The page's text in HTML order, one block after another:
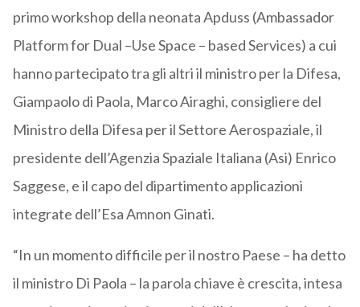
primo workshop della neonata Apduss (Ambassador
Platform for Dual –Use Space – based Services) a cui
hanno partecipato tra gli altri il ministro per la Difesa,
Giampaolo di Paola, Marco Airaghi, consigliere del
Ministro della Difesa per il Settore Aerospaziale, il
presidente dell’Agenzia Spaziale Italiana (Asi) Enrico
Saggese, e il capo del dipartimento applicazioni
integrate dell’Esa Amnon Ginati.
“In un momento difficile per il nostro Paese – ha detto
il ministro Di Paola – la parola chiave è crescita, intesa